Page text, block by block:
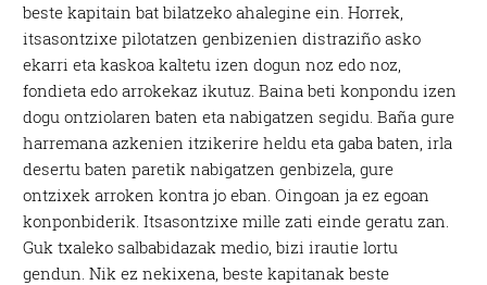
beste kapitain bat bilatzeko ahalegine ein. Horrek,
itsasontzixe pilotatzen genbizenien distraziño asko
ekarri eta kaskoa kaltetu izen dogun noz edo noz,
fondieta edo arrokekaz ikutuz. Baina beti konpondu izen
dogu ontziolaren baten eta nabigatzen segidu. Baña gure
harremana azkenien itzikerire heldu eta gaba baten, irla
desertu baten paretik nabigatzen genbizela, gure
ontzixek arroken kontra jo eban. Oingoan ja ez egoan
konponbiderik. Itsasontzixe mille zati einde geratu zan.
Guk txaleko salbabidazak medio, bizi irautie lortu
gendun. Nik ez nekixena, beste kapitanak beste